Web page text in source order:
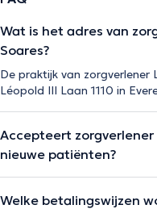
Wat is het adres van
Soares?
De praktijk van zorgverlener
Léopold III Laan 1110 in
Accepteert zorgverlener
nieuwe patiënten?
Welke betalingswijzen